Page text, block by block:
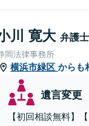
川 寛大 弁護士
岡法律事務所
横浜市緑区 からも
遺言変更
【初回相談無料】